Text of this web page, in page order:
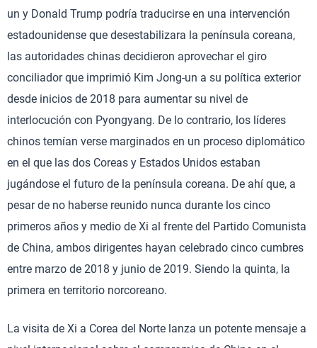
un y Donald Trump podría traducirse en una intervención
estadounidense que desestabilizara la península coreana,
las autoridades chinas decidieron aprovechar el giro
conciliador que imprimió Kim Jong-un a su política exterior
desde inicios de 2018 para aumentar su nivel de
interlocución con Pyongyang. De lo contrario, los líderes
chinos temían verse marginados en un proceso diplomático
en el que las dos Coreas y Estados Unidos estaban
jugándose el futuro de la península coreana. De ahí que, a
pesar de no haberse reunido nunca durante los cinco
primeros años y medio de Xi al frente del Partido Comunista
de China, ambos dirigentes hayan celebrado cinco cumbres
entre marzo de 2018 y junio de 2019. Siendo la quinta, la
primera en territorio norcoreano.
La visita de Xi a Corea del Norte lanza un potente mensaje a